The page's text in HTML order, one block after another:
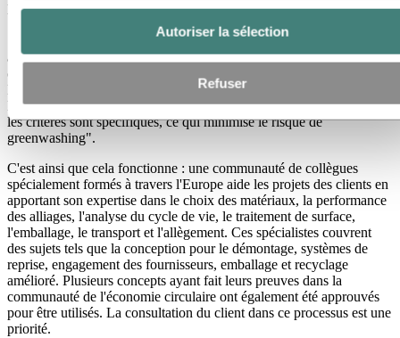
Autoriser la sélection
Refuser
les produits plus durables.
"Faire équipe avec l'EPEA nous a permis de construire un cadre
avec un partenaire expérimenté dans la santé des matériaux, la
conception durable et la certification des produits", explique Jean-
Marc Moulin, responsable du développement durable chez
Extrusions. "L'essentiel est de s'assurer que toutes les étapes et tous
les critères sont spécifiques, ce qui minimise le risque de
greenwashing".
C'est ainsi que cela fonctionne : une communauté de collègues
spécialement formés à travers l'Europe aide les projets des clients en
apportant son expertise dans le choix des matériaux, la performance
des alliages, l'analyse du cycle de vie, le traitement de surface,
l'emballage, le transport et l'allègement. Ces spécialistes couvrent
des sujets tels que la conception pour le démontage, systèmes de
reprise, engagement des fournisseurs, emballage et recyclage
amélioré. Plusieurs concepts ayant fait leurs preuves dans la
communauté de l'économie circulaire ont également été approuvés
pour être utilisés. La consultation du client dans ce processus est une
priorité.